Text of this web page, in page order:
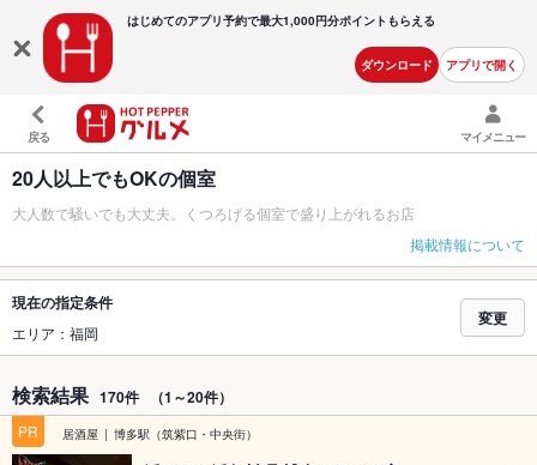
はじめてのアプリ予約で最大1,000円分ポイントもらえる
ダウンロード アプリで開く
戻る マイメニュー
20人以上でもOKの個室
大人数で騒いでも大丈夫。くつろげる個室で盛り上がれるお店
掲載情報について
現在の指定条件
エリア：福岡
変更
検索結果 170件 （1～20件）
PR 居酒屋 博多駅（筑紫口・中央街）